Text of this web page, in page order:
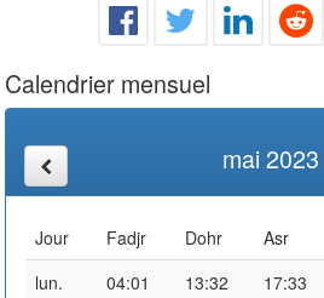
Calendrier mensuel
mai 2023
Jour Fadjr Dohr Asr
lun.
04:01 13:32 17:33